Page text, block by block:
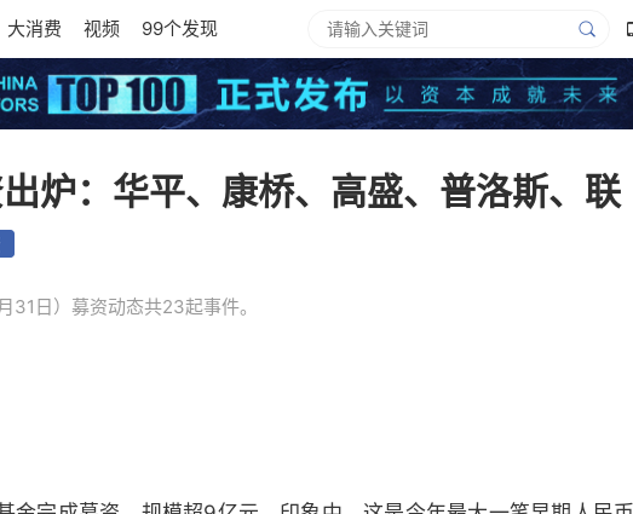
大消费 视频 99个发现
炉：华平、康桥、高盛、普洛斯、联
日）募资动态共23起事件。